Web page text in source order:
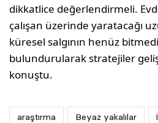
dikkatlice değerlendirmeli.
çalışan üzerinde yaratacağı
küresel salgının henüz
bulundurularak stratejiler
konuştu.
araştırma Beyaz yakalılar